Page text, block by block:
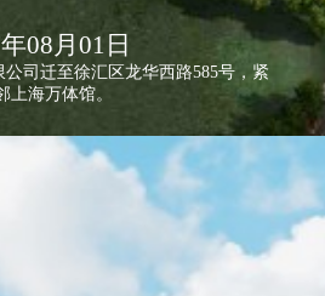
08月01日
公司迁至徐汇区龙华西路585号，紧
上海万体馆。